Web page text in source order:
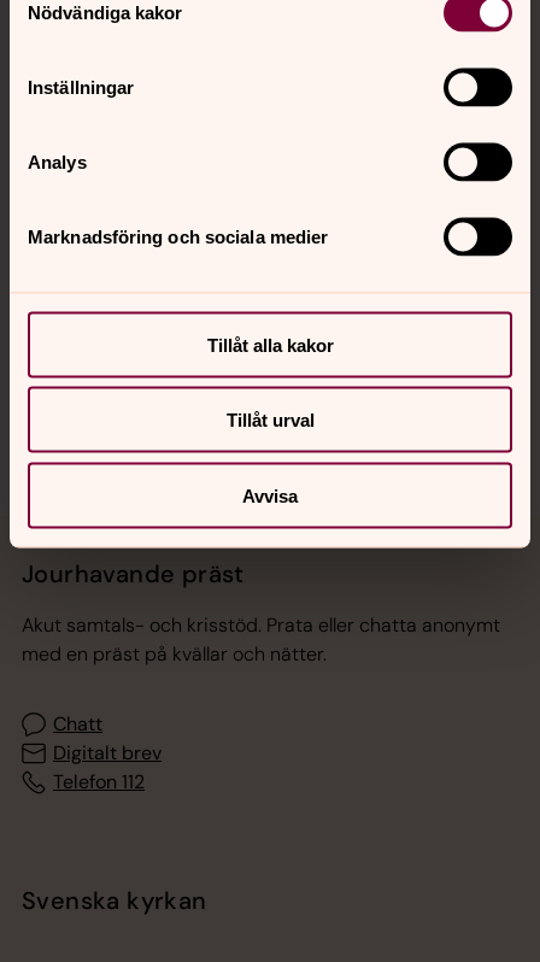
Nödvändiga kakor
Inställningar
Analys
Marknadsföring och sociala medier
Tillåt alla kakor
Tillåt urval
Avvisa
Hitta snabbt
Sociala kanaler
Jourhavande präst
Akut samtals- och krisstöd. Prata eller chatta anonymt
med en präst på kvällar och nätter.
Chatt
Digitalt brev
Telefon 112
Svenska kyrkan